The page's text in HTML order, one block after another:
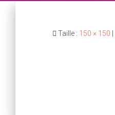
Taille : 150 × 150